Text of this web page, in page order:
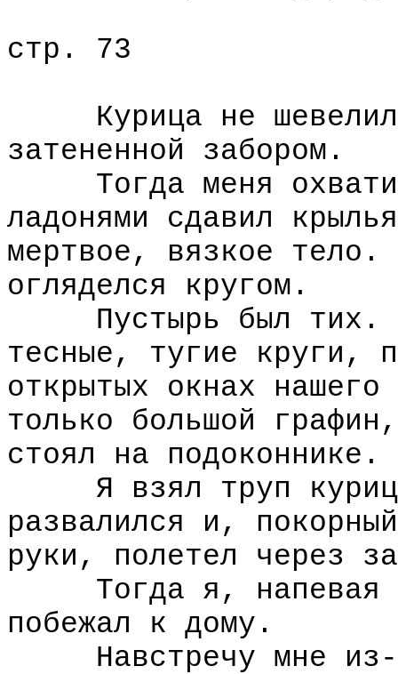
стр. 73
Курица не
затененной забором.
Тогда меня охватил
ладонями сдавил
мертвое, вязкое
огляделся кругом.
Пустырь был тих. В
тесные, тугие круги,
открытых окнах
только большой
стоял на подоконнике.
Я взял труп
развалился и,
руки, полетел через
Тогда я, напевая и
побежал к дому.
Навстречу мне из-